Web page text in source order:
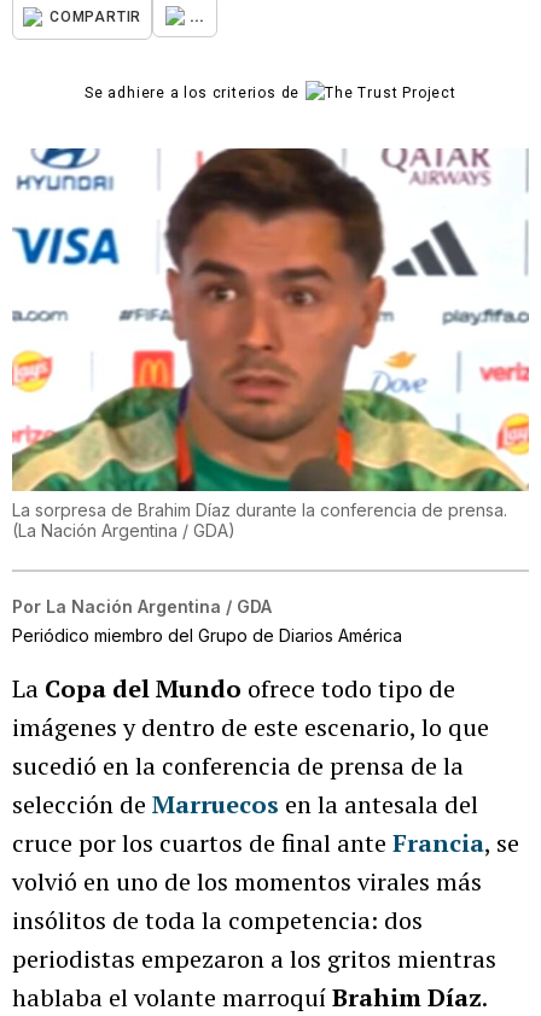
COMPARTIR ...
Se adhiere a los criterios de
La sorpresa de Brahim Díaz durante la conferencia de prensa.
(La Nación Argentina / GDA)
Por La Nación Argentina / GDA
Periódico miembro del Grupo de Diarios América
La Copa del Mundo ofrece todo tipo de
imágenes y dentro de este escenario, lo que
sucedió en la conferencia de prensa de la
selección de Marruecos en la antesala del
cruce por los cuartos de final ante Francia, se
volvió en uno de los momentos virales más
insólitos de toda la competencia: dos
periodistas empezaron a los gritos mientras
hablaba el volante marroquíBrahim Díaz.